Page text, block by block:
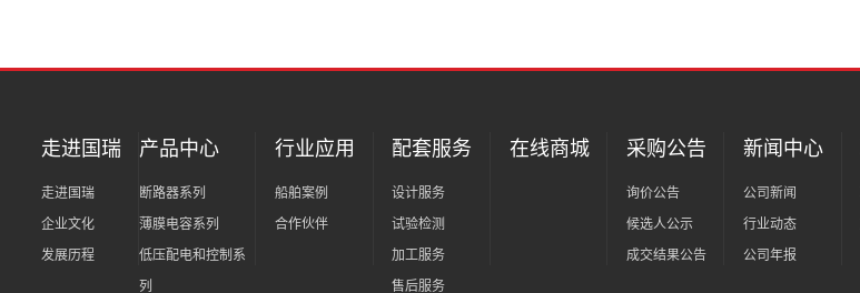
走进国瑞
走进国瑞
企业文化
发展历程
产品中心
断路器系列
薄膜电容系列
低压配电和控制系
列
行业应用
船舶案例
合作伙伴
配套服务
设计服务
试验检测
加工服务
售后服务
在线商城 采购公告
询价公告
候选人公示
成交结果公告
新闻中心
公司新闻
行业动态
公司年报